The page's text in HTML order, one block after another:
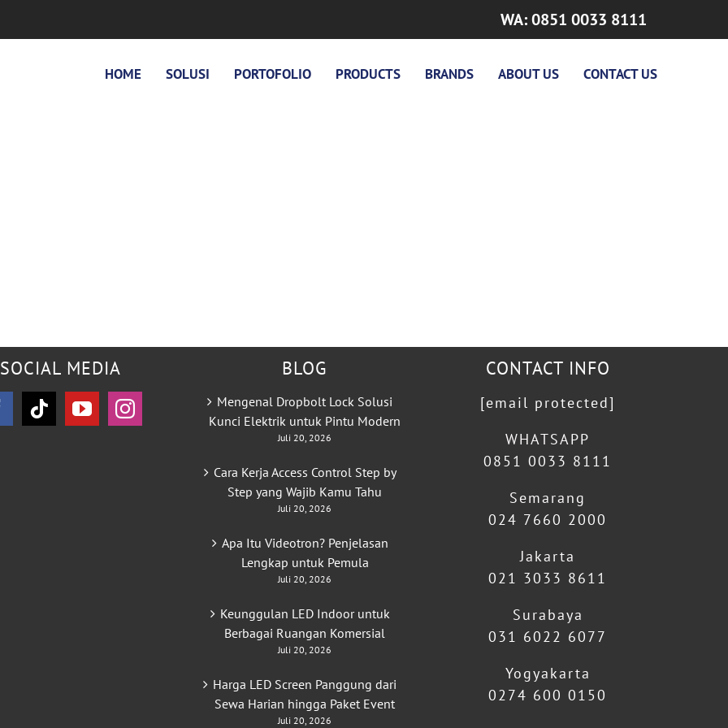
WA: 0851 0033 8111
HOME SOLUSI PORTOFOLIO PRODUCTS BRANDS ABOUT US CONTACT US
SOCIAL MEDIA BLOG
Mengenal Dropbolt Lock Solusi
Kunci Elektrik untuk Pintu Modern
Juli 20, 2026
Cara Kerja Access Control Step by
Step yang Wajib Kamu Tahu
Juli 20, 2026
Apa Itu Videotron? Penjelasan
Lengkap untuk Pemula
Juli 20, 2026
Keunggulan LED Indoor untuk
Berbagai Ruangan Komersial
Juli 20, 2026
Harga LED Screen Panggung dari
Sewa Harian hingga Paket Event
Juli 20, 2026
CONTACT INFO
[email protected]
WHATSAPP
0851 0033 8111
Semarang
024 7660 2000
Jakarta
021 3033 8611
Surabaya
031 6022 6077
Yogyakarta
0274 600 0150